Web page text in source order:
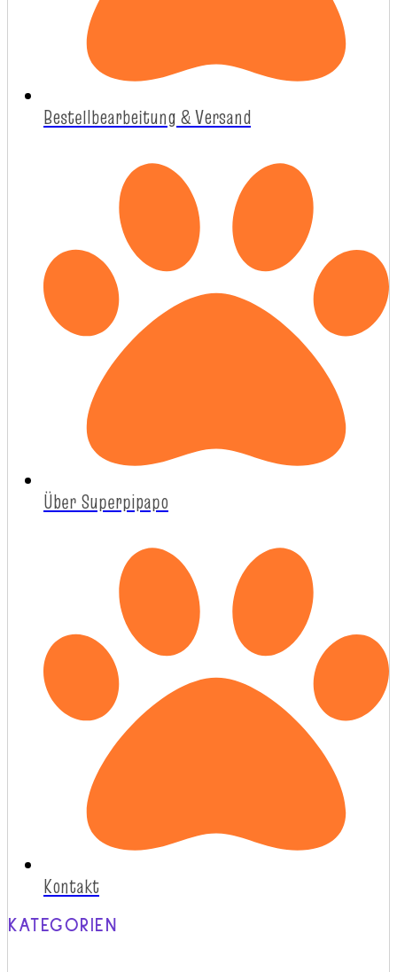
Bestellbearbeitung & Versand
Über Superpipapo
Kontakt
KATEGORIEN